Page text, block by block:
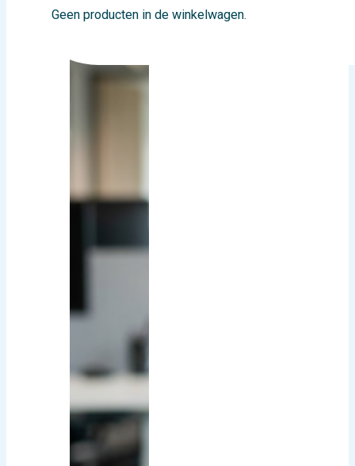
Geen producten in de winkelwagen.